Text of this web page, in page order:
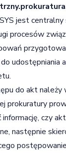
jest
procesów
udostępniania
do akt należy
prokuratury
czy
następnie